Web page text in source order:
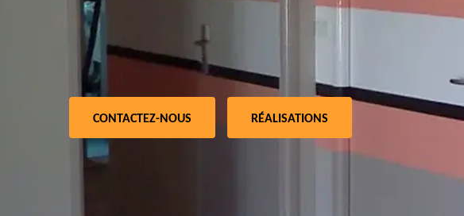
CONTACTEZ-NOUS RÉALISATIONS